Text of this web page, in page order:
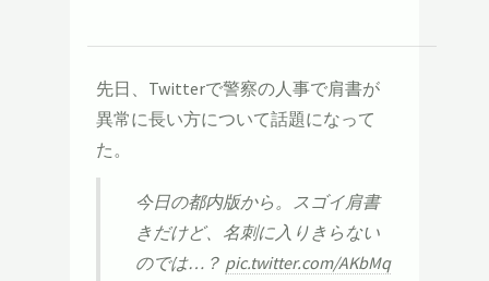
先日、Twitterで警察の人事で肩書が
異常に長い方について話題になって
た。
今日の都内版から。スゴイ肩書
きだけど、名刺に入りきらない
のでは…？ pic.twitter.com/AKbMq